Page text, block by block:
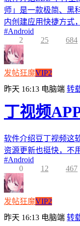
师」是一款极简、黑
内创建应用快捷方式
#Android
2
25 684
发帖狂魔VIP2
昨天 16:13 电脑端 转
丁视频
软件介绍豆丁视频这
资源更新也挺快，不
#Android
0
12 467
发帖狂魔VIP2
昨天 16:13 电脑端 转